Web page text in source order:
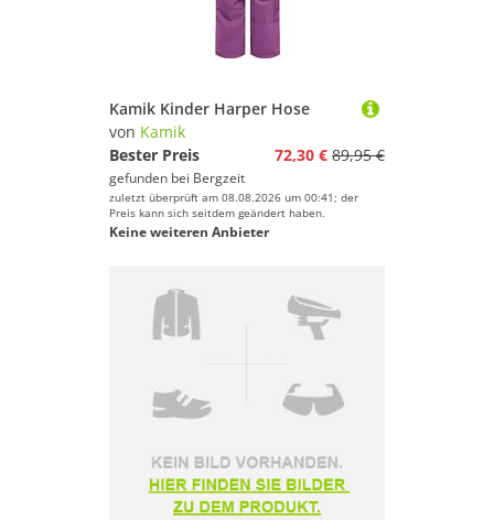
Kamik Kinder Harper Hose
von Kamik
Bester Preis
72,30 € 89,95 €
gefunden bei Bergzeit
zuletzt überprüft am 08.08.2026 um 00:41; der
Preis kann sich seitdem geändert haben.
Keine weiteren Anbieter